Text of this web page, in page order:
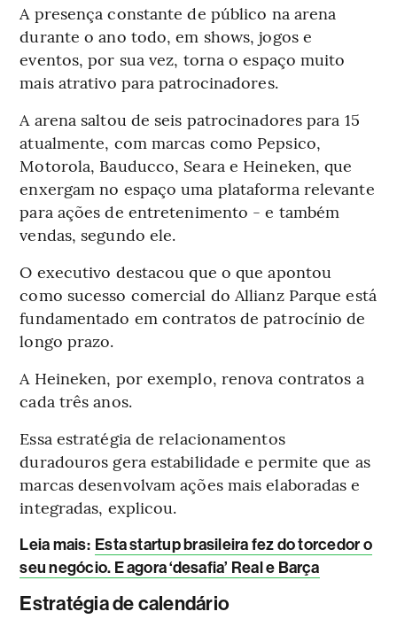
A presença constante de público na arena
durante o ano todo, em shows, jogos e
eventos, por sua vez, torna o espaço muito
mais atrativo para patrocinadores.
A arena saltou de seis patrocinadores para 15
atualmente, com marcas como Pepsico,
Motorola, Bauducco, Seara e Heineken, que
enxergam no espaço uma plataforma relevante
para ações de entretenimento - e também
vendas, segundo ele.
O executivo destacou que o que apontou
como sucesso comercial do Allianz Parque está
fundamentado em contratos de patrocínio de
longo prazo.
A Heineken, por exemplo, renova contratos a
cada três anos.
Essa estratégia de relacionamentos
duradouros gera estabilidade e permite que as
marcas desenvolvam ações mais elaboradas e
integradas, explicou.
Leia mais: Esta startup brasileira fez do torcedor o
seu negócio. E agora ‘desafia’ Real e Barça
Estratégia de calendário